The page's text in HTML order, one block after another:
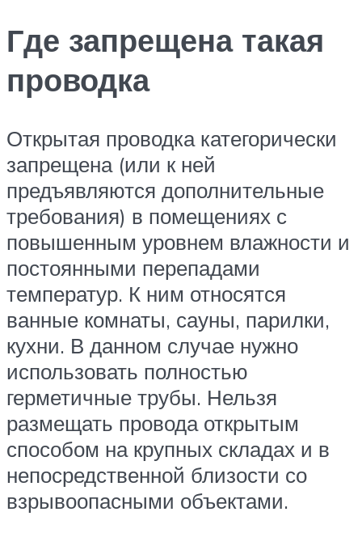
Где запрещена такая
проводка
Открытая проводка категорически
запрещена (или к ней
предъявляются дополнительные
требования) в помещениях с
повышенным уровнем влажности и
постоянными перепадами
температур. К ним относятся
ванные комнаты, сауны, парилки,
кухни. В данном случае нужно
использовать полностью
герметичные трубы. Нельзя
размещать провода открытым
способом на крупных складах и в
непосредственной близости со
взрывоопасными объектами.